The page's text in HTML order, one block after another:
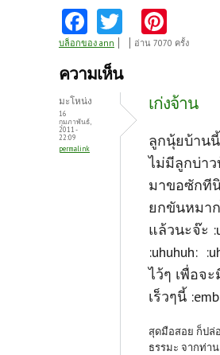
Fa
ce
b
o
o
k
w
itt
nt
es
t
บล็อกของ ann อ่าน 7070 ครั้ง
ความเห็น
มะโหน่ง
16
กุมภาพันธ์,
2011 -
22:09
permalink
เก่งจ้าน
ลูกนุ้ยบ้าน
ไม่มีลูกบ่า
มาขอซักที
ยกขันหมาก
แล้วนะจ๊ะ
:uhuhuh:
ไว้ๆ เพื่อจ
เร็วๆนี้
สุดมือสอย ก็ปล่
ธรรมะ จากท่าน